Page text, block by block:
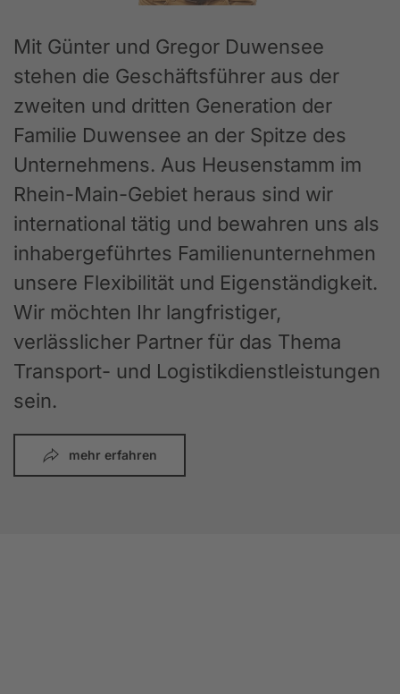
Mit Günter und Gregor Duwensee
stehen die Geschäftsführer aus der
zweiten und dritten Generation der
Familie Duwensee an der Spitze des
Unternehmens. Aus Heusenstamm im
Rhein-Main-Gebiet heraus sind wir
international tätig und bewahren uns als
inhabergeführtes Familienunternehmen
unsere Flexibilität und Eigenständigkeit.
Wir möchten Ihr langfristiger,
verlässlicher Partner für das Thema
Transport- und Logistikdienstleistungen
sein.
mehr erfahren